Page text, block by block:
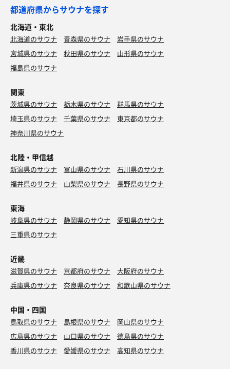
イオンウォーター
し
合計：4セット
はちみつバタートースト・清見オレンジスカッシュ
はらぺこだったけれど、サウナ前だったので、軽めに
静かで癒される空間、是非行ってみてね！
次のステージはあさケンサンバで盛り上がりました、めっ
ちゃ楽しかった
休憩は壁すぐ横の内気のデッキチェア、ここの場所は初め
てだったのですが、片側の隣が気にならないので快適でし
た
スタッフの皆様、今日も快適な環境を整えていただき、あ
りがとうございました😊
うございました♪
回数券券を購入して、運命のダイスに挑戦，６６５惜しか
った、栄一郎さんがあっぶねと本音
水風呂：1分 × 3
水風呂：2分 × 3
休憩：10分 × 3
合計：3セット
イオンウォーター
サウナの合間の水分補給用に！
サ室と同じフロアにある生姜🫚を搾り出した水風呂💧スペ
掛ける、うっすら生姜の🫚香りの水風呂にゆっくり浸かる
ととのいスペースは、階段を上がる⤴️
汁もある、迷わず出汁を飲む、美味しい〜、汗と共に抜け
目を閉じてふわっとした感覚になり，目を開けると前方の
て床の上に水滴を落としていた、その姿はとても残念で悲
しくなってしまった
2セット目は3段目に座り、先ほどとは違う熱を感じる
水風呂💧でクールダウンして、休憩は囲われたスペースで
クリスマスツリーのライトのような光を放つ、これが癒さ
3セット目は2段目で10分間、しっかり蒸される
静かなサ室内で，ただ何も考えず，ぼうっと身体で熱を，
汗が流れるを感じてサウナに集中する
やっぱりサウナは気持ち良い
本日のサ活はこれにて終了、生姜焼きを食べてお腹も満喫
できました‼️
都道府県からサウナを探す
北海道・東北
北海道のサウナ 青森県のサウナ
岩手県のサウナ
宮城県のサウナ
秋田県のサウナ
山形県のサウナ
福島県のサウナ
関東
茨城県のサウナ 栃木県のサウナ
群馬県のサウナ
埼玉県のサウナ
千葉県のサウナ
東京都のサウナ
神奈川県のサウナ
北陸・甲信越
新潟県のサウナ 富山県のサウナ
石川県のサウナ
福井県のサウナ
山梨県のサウナ 長野県のサウナ
東海
岐阜県のサウナ 静岡県のサウナ
愛知県のサウナ
三重県のサウナ
近畿
滋賀県のサウナ 京都府のサウナ
大阪府のサウナ
兵庫県のサウナ
奈良県のサウナ 和歌山県のサウナ
中国・四国
鳥取県のサウナ 島根県のサウナ
岡山県のサウナ
広島県のサウナ
山口県のサウナ
徳島県のサウナ
香川県のサウナ
愛媛県のサウナ 高知県のサウナ